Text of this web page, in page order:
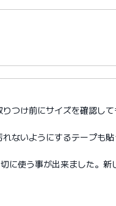
つけ前にサイズを確認し
ないようにするテープも
に使う事が出来ました。新